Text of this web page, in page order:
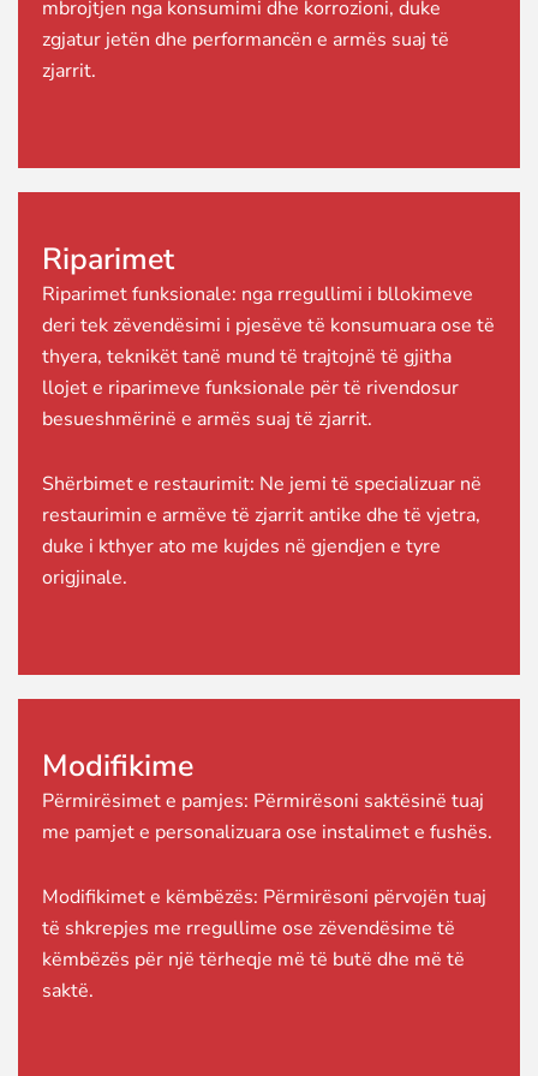
mbrojtjen nga konsumimi dhe korrozioni, duke
zgjatur jetën dhe performancën e armës suaj të
zjarrit.
Riparimet
Riparimet funksionale: nga rregullimi i bllokimeve
deri tek zëvendësimi i pjesëve të konsumuara ose të
thyera, teknikët tanë mund të trajtojnë të gjitha
llojet e riparimeve funksionale për të rivendosur
besueshmërinë e armës suaj të zjarrit.
Shërbimet e restaurimit: Ne jemi të specializuar në
restaurimin e armëve të zjarrit antike dhe të vjetra,
duke i kthyer ato me kujdes në gjendjen e tyre
origjinale.
Modifikime
Përmirësimet e pamjes: Përmirësoni saktësinë tuaj
me pamjet e personalizuara ose instalimet e fushës.
Modifikimet e këmbëzës: Përmirësoni përvojën tuaj
të shkrepjes me rregullime ose zëvendësime të
këmbëzës për një tërheqje më të butë dhe më të
saktë.